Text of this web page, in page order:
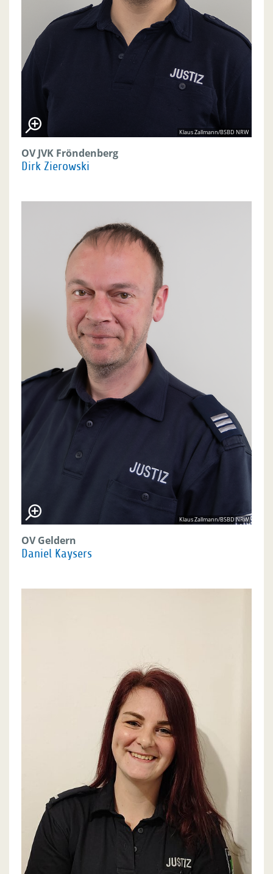
Klaus Zallmann/BSBD NRW
OV JVK Fröndenberg
Dirk Zierowski
Klaus Zallmann/BSBD NRW
OV Geldern
Daniel Kaysers